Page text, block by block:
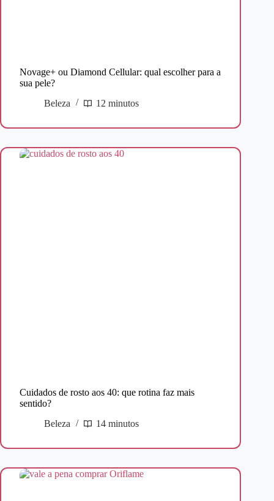
Novage+ ou Diamond Cellular: qual escolher para a
sua pele?
Beleza
12 minutos
Cuidados de rosto aos 40: que rotina faz mais
sentido?
Beleza
14 minutos